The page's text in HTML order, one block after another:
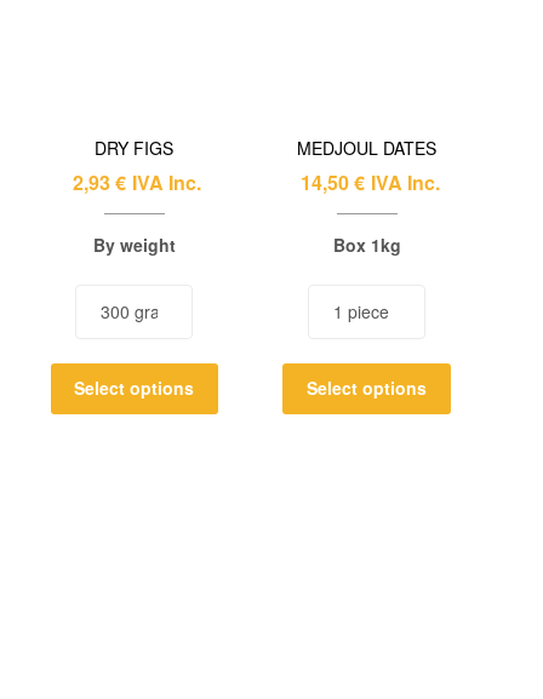
DRY FIGS
2,93€ IVA Inc.
By weight
Select options
MEDJOUL DATES
14,50€ IVA Inc.
Box 1kg
Select options